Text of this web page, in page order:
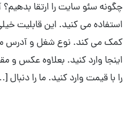
استفاده می کنید. این قابلیت
کمک می کند. نوع شغل و آدرس
اینجا وارد کنید. بعلاوه عکس و
را با قیمت وارد کنید. ما را دنبال